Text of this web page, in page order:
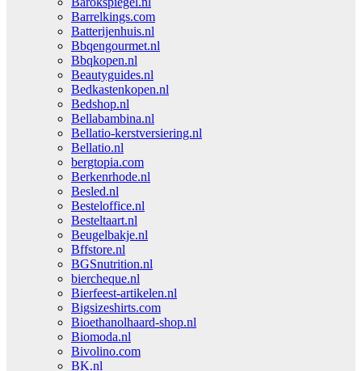
Barrelkings.com
Batterijenhuis.nl
Bbqengourmet.nl
Bbqkopen.nl
Beautyguides.nl
Bedkastenkopen.nl
Bedshop.nl
Bellabambina.nl
Bellatio-kerstversiering.nl
Bellatio.nl
bergtopia.com
Berkenrhode.nl
Besled.nl
Besteloffice.nl
Besteltaart.nl
Beugelbakje.nl
Bffstore.nl
BGSnutrition.nl
biercheque.nl
Bierfeest-artikelen.nl
Bigsizeshirts.com
Bioethanolhaard-shop.nl
Biomoda.nl
Bivolino.com
BK.nl